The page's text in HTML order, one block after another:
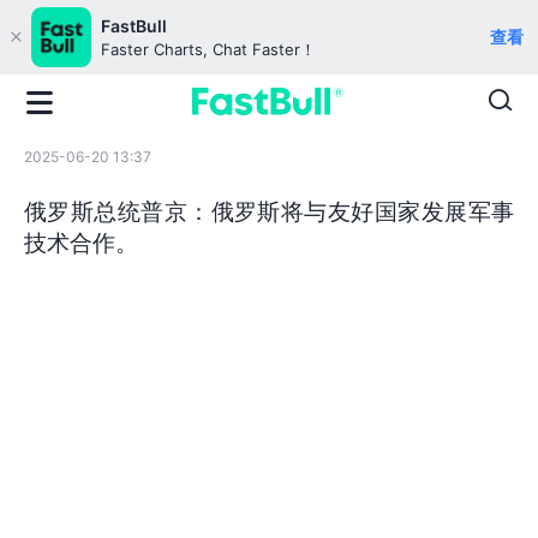
FastBull
Faster Charts, Chat Faster！
查看
2025-06-20 13:37
俄罗斯总统普京：俄罗斯将与友好国家发展军事
技术合作。